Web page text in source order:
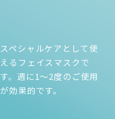
スペシャルケアとして使
えるフェイスマスクで
す。週に1〜2度のご使用
が効果的です。